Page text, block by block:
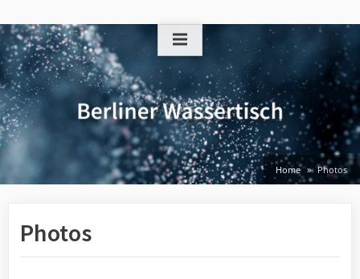
to
content
Home Photos
Photos